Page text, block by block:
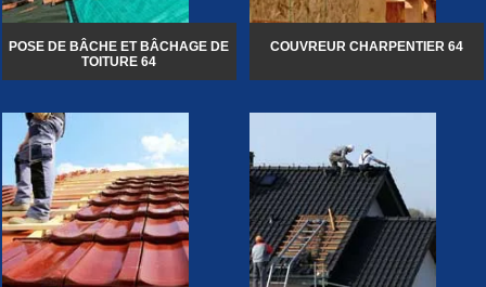
POSE DE BÂCHE ET BÂCHAGE DE
TOITURE 64
COUVREUR CHARPENTIER 64